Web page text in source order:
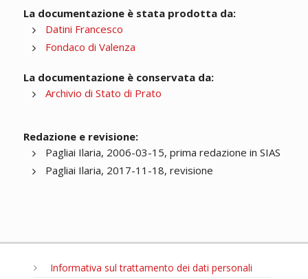
La documentazione è stata prodotta da:
Datini Francesco
Fondaco di Valenza
La documentazione è conservata da:
Archivio di Stato di Prato
Redazione e revisione:
Pagliai Ilaria, 2006-03-15, prima redazione in SIAS
Pagliai Ilaria, 2017-11-18, revisione
Informativa sul trattamento dei dati personali